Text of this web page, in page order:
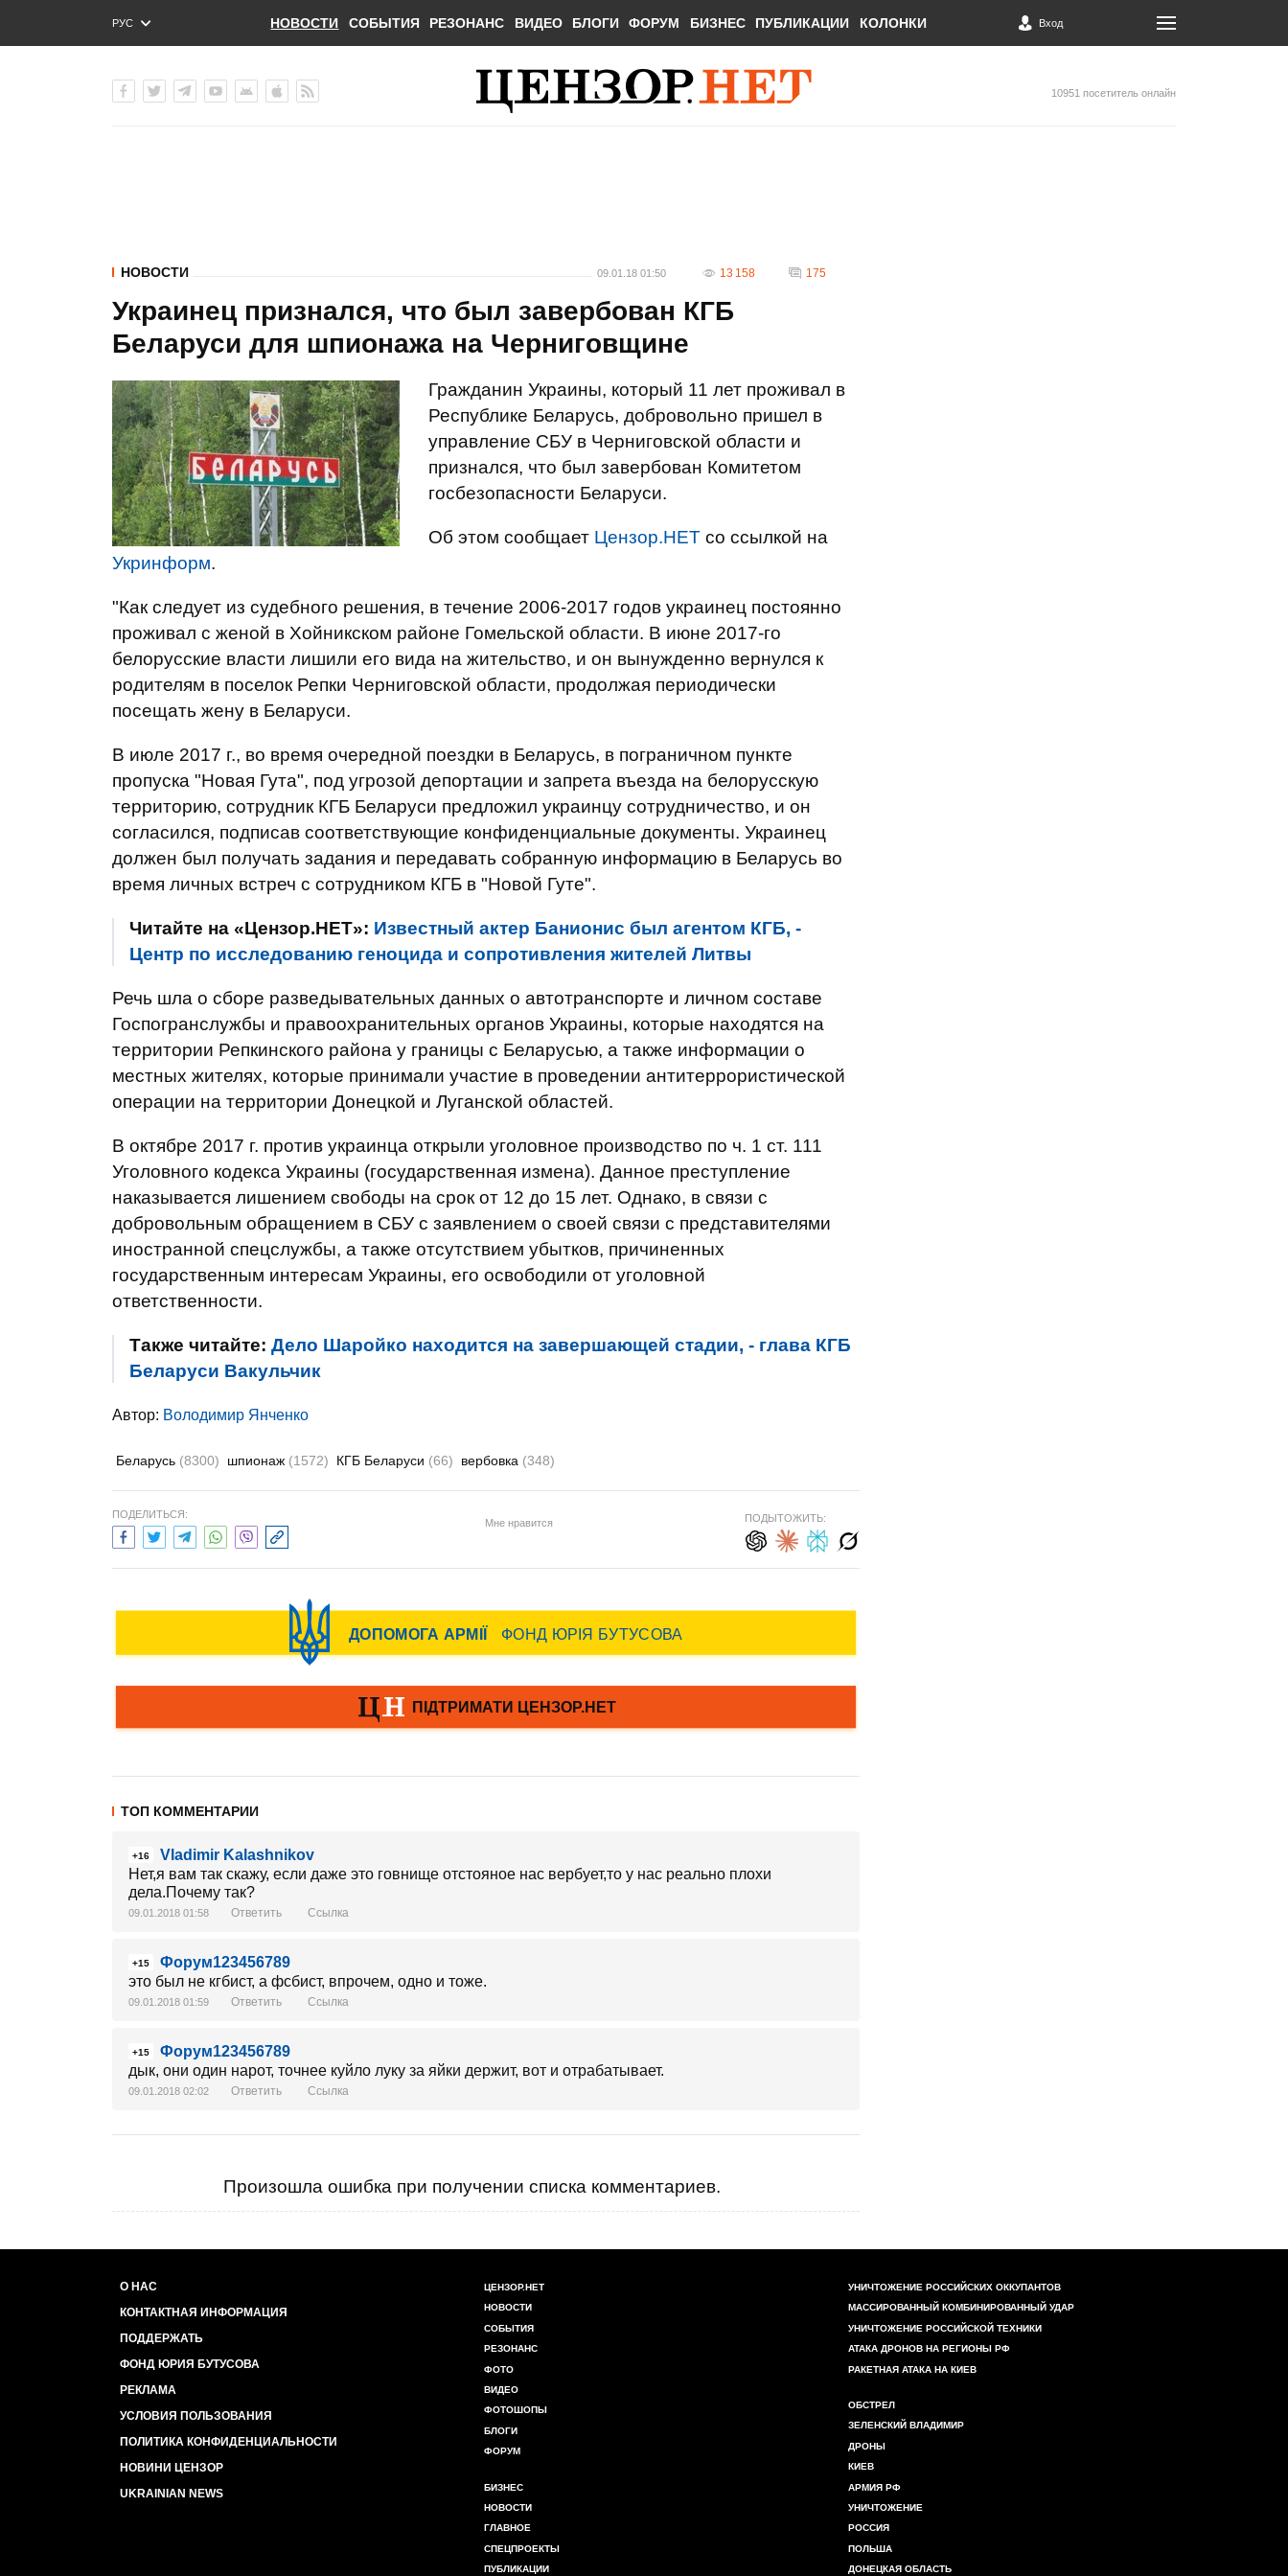
РУС
ENG
НОВОСТИ СОБЫТИЯ РЕЗОНАНС ВИДЕО БЛОГИ ФОРУМ БИЗНЕС ПУБЛИКАЦИИ КОЛОНКИ Вход
10951 посетитель онлайн
НОВОСТИ 09.01.18 01:50 13 158 175
Украинец признался, что был завербован КГБ
Беларуси для шпионажа на Черниговщине
Гражданин Украины, который 11 лет проживал в
Республике Беларусь, добровольно пришел в
управление СБУ в Черниговской области и
признался, что был завербован Комитетом
госбезопасности Беларуси.
Об этом сообщает Цензор.НЕТ со ссылкой на
Укринформ.
"Как следует из судебного решения, в течение 2006-2017 годов украинец постоянно
проживал с женой в Хойникском районе Гомельской области. В июне 2017-го
белорусские власти лишили его вида на жительство, и он вынужденно вернулся к
родителям в поселок Репки Черниговской области, продолжая периодически
посещать жену в Беларуси.
В июле 2017 г., во время очередной поездки в Беларусь, в пограничном пункте
пропуска "Новая Гута", под угрозой депортации и запрета въезда на белорусскую
территорию, сотрудник КГБ Беларуси предложил украинцу сотрудничество, и он
согласился, подписав соответствующие конфиденциальные документы. Украинец
должен был получать задания и передавать собранную информацию в Беларусь во
время личных встреч с сотрудником КГБ в "Новой Гуте".
Читайте на «Цензор.НЕТ»: Известный актер Банионис был агентом КГБ, -
Центр по исследованию геноцида и сопротивления жителей Литвы
Речь шла о сборе разведывательных данных о автотранспорте и личном составе
Госпогранслужбы и правоохранительных органов Украины, которые находятся на
территории Репкинского района у границы с Беларусью, а также информации о
местных жителях, которые принимали участие в проведении антитеррористической
операции на территории Донецкой и Луганской областей.
В октябре 2017 г. против украинца открыли уголовное производство по ч. 1 ст. 111
Уголовного кодекса Украины (государственная измена). Данное преступление
наказывается лишением свободы на срок от 12 до 15 лет. Однако, в связи с
добровольным обращением в СБУ с заявлением о своей связи с представителями
иностранной спецслужбы, а также отсутствием убытков, причиненных
государственным интересам Украины, его освободили от уголовной
ответственности.
Также читайте: Дело Шаройко находится на завершающей стадии, - глава КГБ
Беларуси Вакульчик
Автор: Володимир Янченко
Беларусь (8300) шпионаж (1572) КГБ Беларуси (66) вербовка (348)
ПОДЕЛИТЬСЯ:
Мне нравится ПОДЫТОЖИТЬ:
ТОП КОММЕНТАРИИ
+16
Vladimir Kalashnikov
Нет,я вам так скажу, если даже это говнище отстояное нас вербует,то у нас реально плохи
дела.Почему так?
09.01.2018 01:58 Ответить Ссылка
+15
Форум123456789
это был не кгбист, а фсбист, впрочем, одно и тоже.
09.01.2018 01:59 Ответить Ссылка
+15
Форум123456789
дык, они один нарот, точнее куйло луку за яйки держит, вот и отрабатывает.
09.01.2018 02:02 Ответить Ссылка
Произошла ошибка при получении списка комментариев.
О НАС
КОНТАКТНАЯ ИНФОРМАЦИЯ
ПОДДЕРЖАТЬ
ФОНД ЮРИЯ БУТУСОВА
РЕКЛАМА
УСЛОВИЯ ПОЛЬЗОВАНИЯ
ПОЛИТИКА КОНФИДЕНЦИАЛЬНОСТИ
НОВИНИ ЦЕНЗОР
UKRAINIAN NEWS
ЦЕНЗОР.НЕТ
НОВОСТИ
СОБЫТИЯ
РЕЗОНАНС
ФОТО
ВИДЕО
ФОТОШОПЫ
БЛОГИ
ФОРУМ
БИЗНЕС
НОВОСТИ
ГЛАВНОЕ
СПЕЦПРОЕКТЫ
ПУБЛИКАЦИИ
УНИЧТОЖЕНИЕ РОССИЙСКИХ ОККУПАНТОВ
МАССИРОВАННЫЙ КОМБИНИРОВАННЫЙ УДАР
УНИЧТОЖЕНИЕ РОССИЙСКОЙ ТЕХНИКИ
АТАКА ДРОНОВ НА РЕГИОНЫ РФ
РАКЕТНАЯ АТАКА НА КИЕВ
ОБСТРЕЛ
ЗЕЛЕНСКИЙ ВЛАДИМИР
ДРОНЫ
КИЕВ
АРМИЯ РФ
УНИЧТОЖЕНИЕ
РОССИЯ
ПОЛЬША
ДОНЕЦКАЯ ОБЛАСТЬ